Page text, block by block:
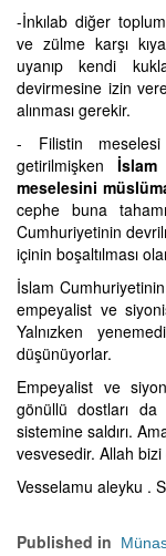
-İnkılab diğer
ve zülme karşı
uyanıp kendi
devirmesine izin
alınması gerekir.
- Filistin
getirilmişken
meselesini
cephe buna
Cumhuriyetinin
içinin boşaltılması
İslam
empeyalist ve
Yalnızken
düşünüyorlar.
Empeyalist ve
gönüllü dostları
sistemine saldırı.
vesvesedir. Allah
Vesselamu aleyku .
Published in